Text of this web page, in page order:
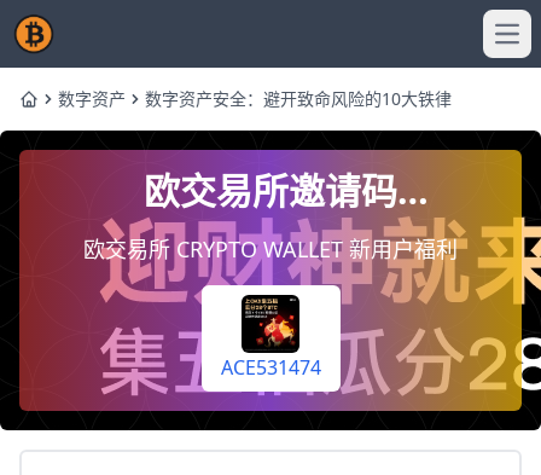
Home数字资产 数字资产安全：避开致命风险的10大铁律
欧交易所邀请码
ACE531474，注册时填写即
终身享受手续费返佣20%
（每天自动到你账户）
欧交易所 CRYPTO WALLET 新用户福利
ACE531474